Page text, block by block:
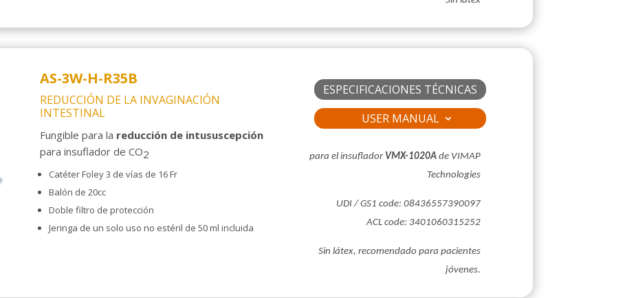
AS-3W-H-R35B
REDUCCIÓN DE LA INVAGINACIÓN
INTESTINAL
Fungible para la reducción de intususcepción
para insuflador de CO2
CatéterFoley 3 de vías de 16 Fr
Balón de 20cc
Doble filtro de protección
Jeringa de un solo uso no estéril de 50 ml incluida
ESPECIFICACIONES TÉCNICAS
USER MANUAL
para el insuflador VMX-1020Ade VIMAP
Technologies
UDI / GS1 code: 08436557390097
ACL code: 3401060315252
Sin látex, recomendado para pacientes
jóvenes.